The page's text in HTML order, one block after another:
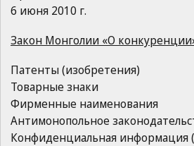
6 июня 2010 г.
Закон Монголии «О
Патенты (изобретения)
Товарные знаки
Фирменные наименования
Антимонопольное
Конфиденциальная информация